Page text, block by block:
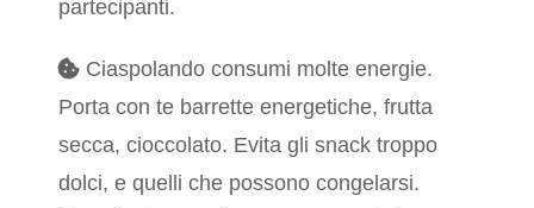
partecipanti.
Ciaspolando consumi molte energie.
Porta con te barrette energetiche, frutta
secca, cioccolato. Evita gli snack troppo
dolci, e quelli che possono congelarsi.